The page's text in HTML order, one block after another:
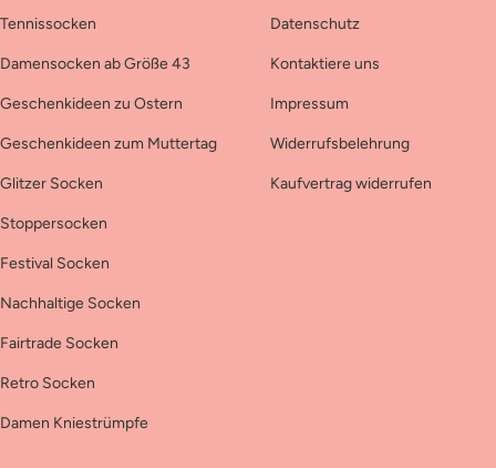
Tennissocken
Damensocken ab Größe 43
Geschenkideen zu Ostern
Geschenkideen zum Muttertag
Glitzer Socken
Stoppersocken
Festival Socken
Nachhaltige Socken
Fairtrade Socken
Retro Socken
Damen Kniestrümpfe
Datenschutz
Kontaktiere uns
Impressum
Widerrufsbelehrung
Kaufvertrag widerrufen